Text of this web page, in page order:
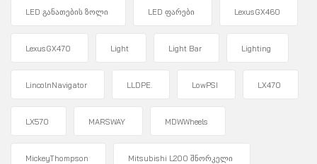
LED განათების ზოლი LED ფარები LexusGX460
LexusGX470 Light Light Bar Lighting
LincolnNavigator LLDPE. LowPSI LX470
LX570 MARSWAY MDWWheels
MickeyThompson Mitsubishi L200 შნორკელი